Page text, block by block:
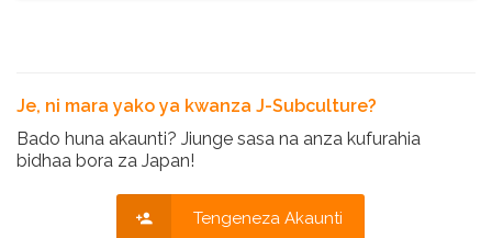
Je, ni mara yako ya kwanza J-Subculture?
Bado huna akaunti? Jiunge sasa na anza kufurahia
bidhaa bora za Japan!
Tengeneza Akaunti